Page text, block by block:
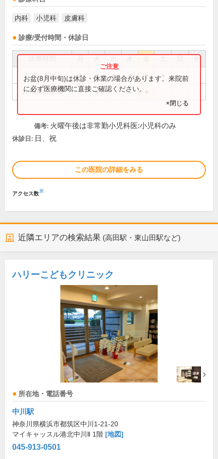
内科 小児科 皮膚科
診療/受付時間・休診日
祝
9:00～12:50 ● ● ● ● ●
15:00～18:50 ● ● ●
お盆(8月中旬)は休診・休業の場合があります。来院前
に必ず医療機関に直接ご確認ください。
×閉じる
備考: 火曜午後は非常勤小児科医:小児科のみ
休診日: 日、祝
この医院の詳細をみる
アクセス数※
近隣エリアの検索結果 (高田駅・東山田駅など)
ハリーこどもクリニック
所在地・電話番号
中川駅
神奈川県横浜市都筑区中川1-21-20
マイキャッスル港北中川Ⅱ 1階 [地図]
045-913-0501